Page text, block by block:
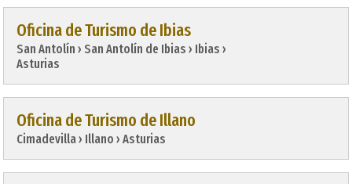
Oficina de Turismo de Ibias
San Antolín › San Antolín de Ibias › Ibias ›
Asturias
Oficina de Turismo de Illano
Cimadevilla › Illano › Asturias